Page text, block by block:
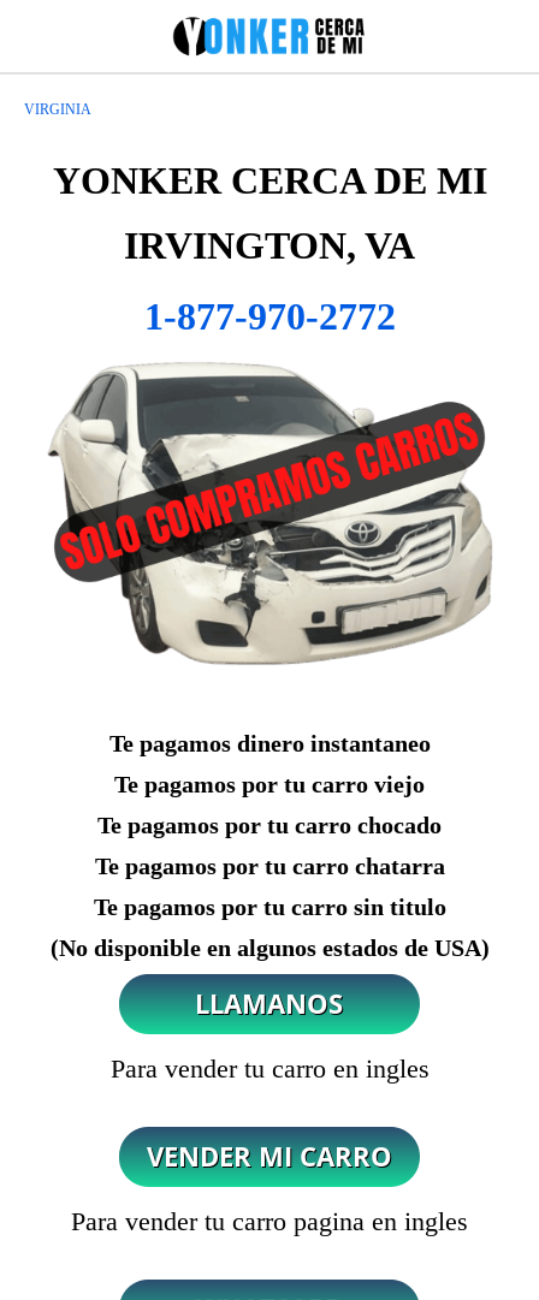
VIRGINIA
YONKER CERCA DE MI
IRVINGTON, VA
1-877-970-2772
Te pagamos dinero instantaneo
Te pagamos por tu carro viejo
Te pagamos por tu carro chocado
Te pagamos por tu carro chatarra
Te pagamos por tu carro sin titulo
(No disponible en algunos estados de USA)
Para vender tu carro en ingles
Para vender tu carro pagina en ingles